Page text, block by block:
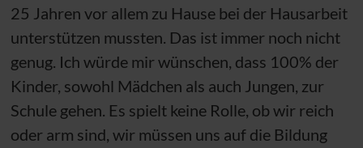
25 Jahren vor allem zu Hause bei der Hausarbeit
unterstützen mussten. Das ist immer noch nicht
genug. Ich würde mir wünschen, dass 100% der
Kinder, sowohl Mädchen als auch Jungen, zur
Schule gehen. Es spielt keine Rolle, ob wir reich
oder arm sind, wir müssen uns auf die Bildung